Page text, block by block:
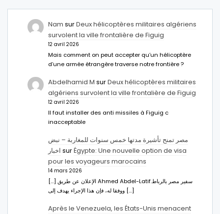
Nam surDeux hélicoptères militaires algériens
survolent la ville frontalière de Figuig
12 avril 2026
Mais comment on peut accepter qu’un hélicoptère
d’une armée étrangère traverse notre frontière ?
Abdelhamid M surDeux hélicoptères militaires
algériens survolent la ville frontalière de Figuig
12 avril 2026
Il faut installer des anti missiles à Figuig c
inacceptable
مصر تمنح تأشيرة مدتها خمس سنوات للمغاربة – نبض
اخبار surÉgypte: Une nouvelle option de visa
pour les voyageurs marocains
14 mars 2026
[…] الإعلان عن طريق Ahmed Abdel-Latifسفير مصر بالرباط.
ووفقا له، فإن هذا الإجراء يهدف إلى […]
Après le Venezuela, les États-Unis menacent